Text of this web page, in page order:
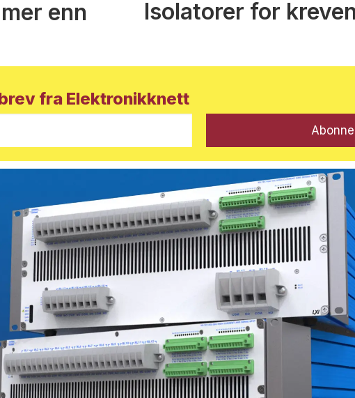
enn
Isolatorer for
fra Elektronikknett